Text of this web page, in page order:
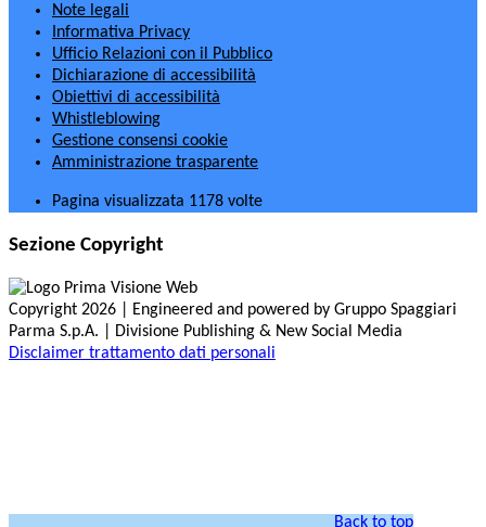
Note legali
Informativa Privacy
Ufficio Relazioni con il Pubblico
Dichiarazione di accessibilità
Obiettivi di accessibilità
Whistleblowing
Gestione consensi cookie
Amministrazione trasparente
Pagina visualizzata 1178 volte
Sezione Copyright
Copyright 2026 | Engineered and powered by Gruppo Spaggiari
Parma S.p.A. | Divisione Publishing & New Social Media
Disclaimer trattamento dati personali
Back to top